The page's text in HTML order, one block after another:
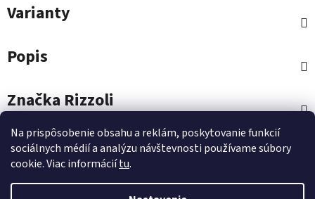
Na prispôsobenie obsahu a reklám, poskytovanie funkcií
sociálnych médií a analýzu návštevnosti používame súbory
cookie. Viac informáciítu.
Varianty
Popis
ZnačkaRizzoli
Diskusia
Hodnotenie